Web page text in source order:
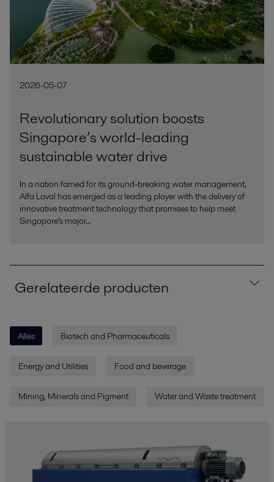
2026-05-07
Revolutionary solution boosts
Singapore’s world-leading
sustainable water drive
In a nation famed for its ground-breaking water management,
Alfa Laval has emerged as a leading player with the delivery of
innovative treatment technology that promises to help meet
Singapore’s major...
Gerelateerde producten
Alles Biotech and Pharmaceuticals
Energy and Utilities Food and beverage
Mining, Minerals and Pigment Water and Waste treatment